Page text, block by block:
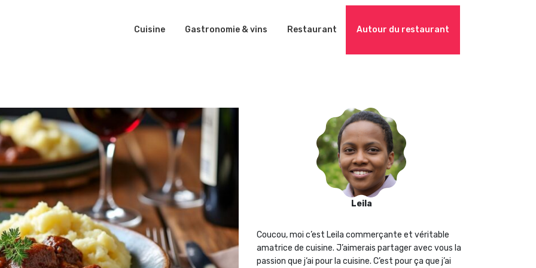
Cuisine Gastronomie & vins Restaurant Autour du restaurant
Leila
Coucou, moi c’est Leila commerçante et véritable
amatrice de cuisine. J’aimerais partager avec vous la
passion que j‘ai pour la cuisine. C’est pour ça que j’ai